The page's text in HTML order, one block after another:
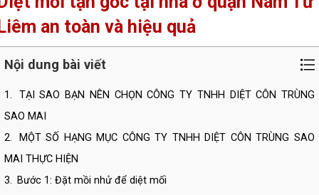
an toàn và hiệu quả
Nội dung bài viết
1.
TẠI SAO BẠN NÊN CHỌN CÔNG TY TNHH DIỆT CÔN TRÙNG
SAO MAI
2.
MỘT SỐ HẠNG MỤC CÔNG TY TNHH DIỆT CÔN TRÙNG SAO
MAI THỰC HIỆN
3. Bước 1: Đặt mồi nhử để diệt mối